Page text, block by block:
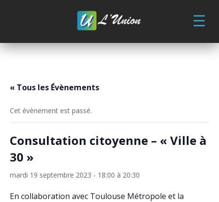
« Tous les Évènements
Cet évènement est passé.
Consultation citoyenne – « Ville à
30 »
mardi 19 septembre 2023 - 18:00 à 20:30
En collaboration avec Toulouse Métropole et la